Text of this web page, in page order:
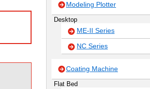
Modeling Plotter
Desktop
ME-II Series
NC Series
Coating Machine
Flat Bed